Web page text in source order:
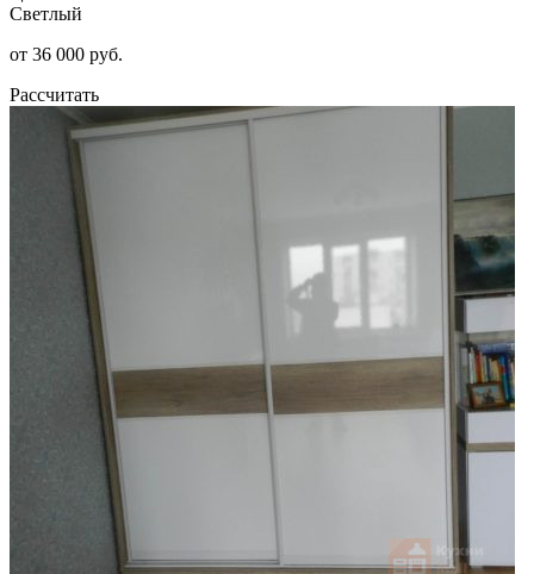
Светлый
от 36 000 руб.
Рассчитать